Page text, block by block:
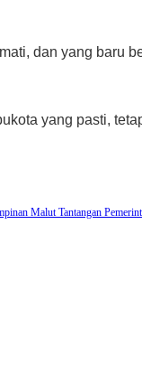
dan yang baru
yang pasti,
MalutTantangan